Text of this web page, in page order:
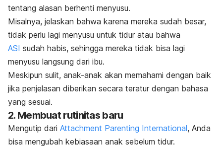
tentang alasan berhenti menyusu.
Misalnya, jelaskan bahwa karena mereka sudah besar,
tidak perlu lagi menyusu untuk tidur atau bahwa
ASI sudah habis, sehingga mereka tidak bisa lagi
menyusu langsung dari ibu.
Meskipun sulit, anak-anak akan memahami dengan baik
jika penjelasan diberikan secara teratur dengan bahasa
yang sesuai.
2. Membuat rutinitas baru
Mengutip dari Attachment Parenting International, Anda
bisa mengubah kebiasaan anak sebelum tidur.